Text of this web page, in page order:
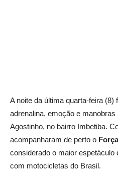
A noite da última quarta-feira (8)
adrenalina, emoção e
Agostinho, no bairro Imbetiba.
acompanharam de perto o
considerado o maior espetáculo
com motocicletas do Brasil.